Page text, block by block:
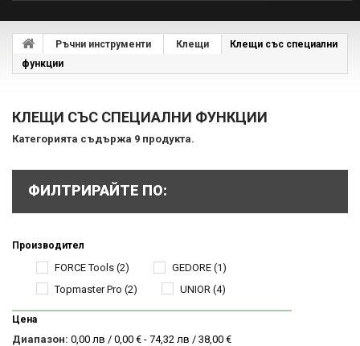
Ръчни инструменти Клещи
Клещи със специални
функции
КЛЕЩИ СЪС СПЕЦИАЛНИ ФУНКЦИИ
Категорията съдържа 9 продукта.
ФИЛТРИРАЙТЕ ПО:
Производител
FORCE Tools (2) GEDORE (1)
Topmaster Pro (2) UNIOR (4)
Цена
Диапазон: 0,00 лв / 0,00 € - 74,32 лв / 38,00 €